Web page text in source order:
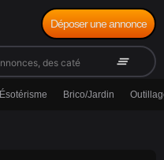
clear_all
Déposer une annonce
Ésotérisme Brico/Jardin